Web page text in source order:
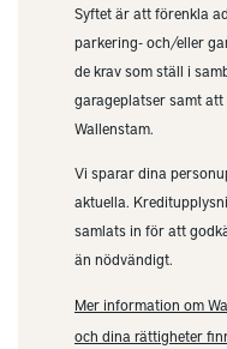
Syftet är att förenkla
parkering- och/eller
de krav som ställ i
garageplatser samt
Wallenstam.
Vi sparar dina
aktuella.
samlats in för att
än nödvändigt.
Mer information om
och dina rättigheter